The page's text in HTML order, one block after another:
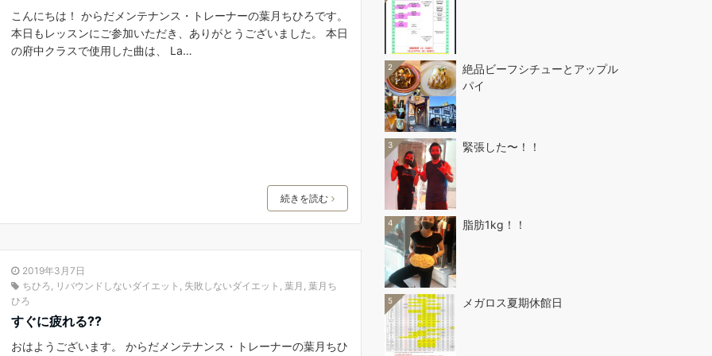
こんにちは！ からだメンテナンス・トレーナーの葉月ちひろです。
本日もレッスンにご参加いただき、ありがとうございました。 本日
の府中クラスで使用した曲は、 La…
続きを読む
2019年3月7日
ちひろ
リバウンドしないダイエット 失敗しないダイエット 葉月 葉月ち
ひろ
すぐに疲れる⁇
おはようございます。 からだメンテナンス・トレーナーの葉月ちひ
2
絶品ビーフシチューとアップル
パイ
3 緊張した〜！！
4 脂肪1kg！！
5 メガロス夏期休館日